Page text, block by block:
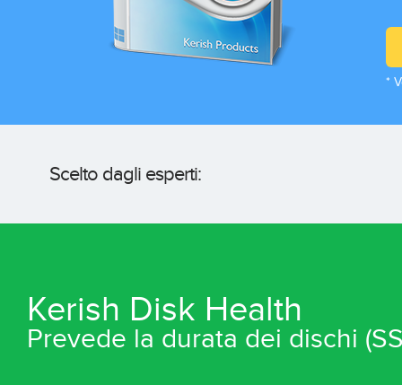
*
Scelto dagli esperti:
Kerish Disk Health
Prevede la durata dei dischi